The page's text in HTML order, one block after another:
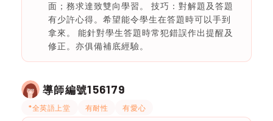
面；務求達致雙向學習。 技巧：對解題及答題
有少許心得。希望能令學生在答題時可以手到
拿來。 能針對學生答題時常犯錯誤作出提醒及
修正。亦俱備補底經驗。
導師編號156179
*全英語上堂 有耐性 有愛心